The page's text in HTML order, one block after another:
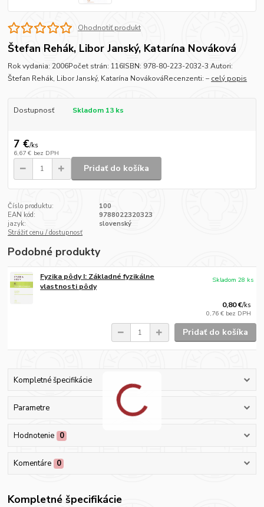
Ohodnotiť produkt
Štefan Rehák, Libor Janský, Katarína Nováková
Rok vydania: 2006Počet strán: 116ISBN: 978-80-223-2032-3 Autori:
Štefan Rehák, Libor Janský, Katarína NovákováRecenzenti: – celý popis
Dostupnosť Skladom 13 ks
7 €/ks
6,67 € bez DPH
Pridať do košíka
Číslo produktu:
100
EAN kód:
9788022320323
jazyk:
slovenský
Strážiť cenu / dostupnosť
Podobné produkty
Fyzika pôdy I: Základné fyzikálne
vlastnosti pôdy
0,80 €/ks
0,76 € bez DPH
Skladom 28 ks
Pridať do košíka
Kompletné špecifikácie
Parametre
Hodnotenie 0
Komentáre 0
Kompletné špecifikácie